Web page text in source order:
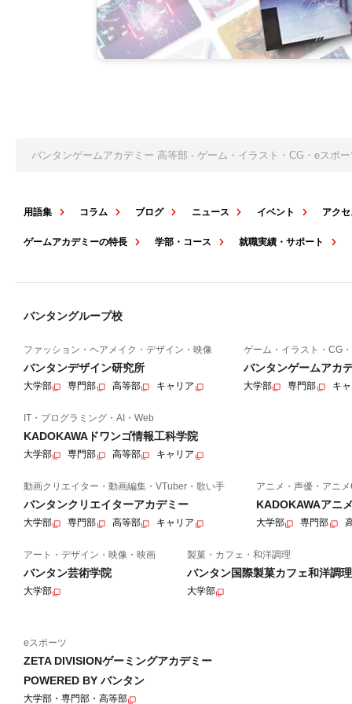
バンタンゲームアカデミー 高等部 - ゲーム・イラスト・CG・eスポ
用語集 コラム ブログ ニュース イベント アク
ゲームアカデミーの特長 学部・コース 就職実績・サポート
バンタングループ校
ファッション・ヘアメイク・デザイン・映像
バンタンデザイン研究所
大学部 専門部 高等部 キャリア
ゲーム・イラスト・CG
バンタンゲームアカ
大学部 専門部 キ
IT・プログラミング・AI・Web
KADOKAWAドワンゴ情報工科学院
大学部 専門部 高等部 キャリア
動画クリエイター・動画編集・VTuber・歌い手
バンタンクリエイターアカデミー
大学部 専門部 高等部 キャリア
アニメ・声優・アニ
KADOKAWAアニ
大学部 専門部
アート・デザイン・映像・映画
バンタン芸術学院
大学部
製菓・カフェ・和洋調理
バンタン国際製菓カフェ和洋調
大学部
eスポーツ
ZETA DIVISIONゲーミングアカデミー
POWERED BY バンタン
大学部・専門部・高等部